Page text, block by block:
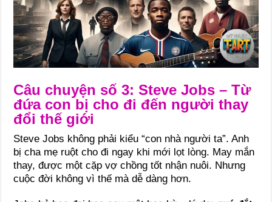
Câu chuyện số 3: Steve Jobs – Từ
đứa con bị cho đi đến người thay
đổi thế giới
Steve Jobs không phải kiểu “con nhà người ta”. Anh
bị cha mẹ ruột cho đi ngay khi mới lọt lòng. May mắn
thay, được một cặp vợ chồng tốt nhận nuôi. Nhưng
cuộc đời không vì thế mà dễ dàng hơn.